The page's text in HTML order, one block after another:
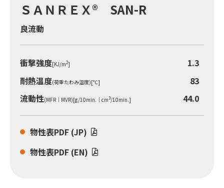
ＳＡＮＲＥＸ® SAN-R
良流動
衝撃強度[KJ/m2]
1.3
耐熱温度(荷重たわみ温度)[℃]
83
流動性(MFR｜MVR)[g/10min.｜cm3/10min.] 44.0
物性表PDF (JP)
物性表PDF (EN)